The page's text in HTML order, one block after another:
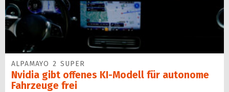
ALPAMAYO 2 SUPER
Nvidia gibt offenes KI-Modell für autonome
Fahrzeuge frei